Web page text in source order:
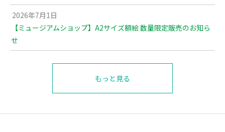
2026年7月1日
【ミュージアムショップ】A2サイズ額絵 数量限定販売のお知ら
せ
もっと見る